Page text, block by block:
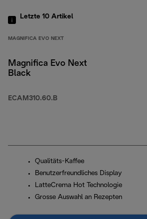
Letzte 10 Artikel
MAGNIFICA EVO NEXT
Magnifica Evo Next
Black
ECAM310.60.B
Qualitäts-Kaffee
Benutzerfreundliches Display
LatteCrema Hot Technologie
Grosse Auswahl an Rezepten